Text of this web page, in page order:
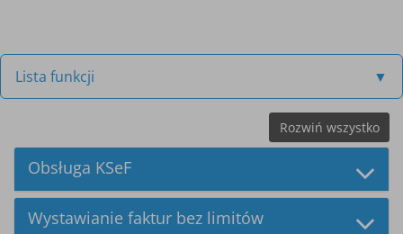
Lista funkcji ▼
Rozwiń wszystko
Obsługa KSeF
Wystawianie faktur bez limitów